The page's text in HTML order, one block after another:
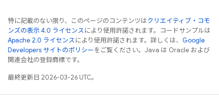
特に記載のない限り、このページのコンテンツはクリエイティブ・コモ
ンズの表示 4.0 ライセンスにより使用許諾されます。コードサンプルは
Apache 2.0 ライセンスにより使用許諾されます。詳しくは、 Google
Developers サイトのポリシーをご覧ください。Java は Oracle および
関連会社の登録商標です。
最終更新日 2026-03-26 UTC。